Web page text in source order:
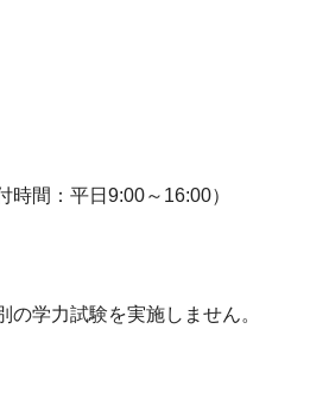
間：平日9:00～16:00）
学力試験を実施しません。